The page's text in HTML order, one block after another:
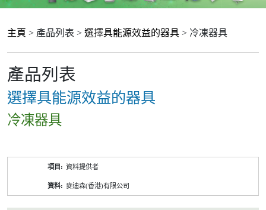
主頁 > 產品列表 > 選擇具能源效益的器具 > 冷凍器具
產品列表
選擇具能源效益的器具
冷凍器具
資料提供者
麥迪森(香港)有限公司